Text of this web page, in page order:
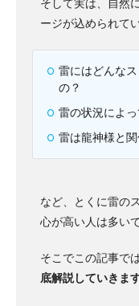
そして実は、自然
ージが込められて
雷にはどんな
の？
雷の状況によ
雷は龍神様と
など、とくに雷の
心が高い人は多いで
そこでこの記事では
底解説していきま